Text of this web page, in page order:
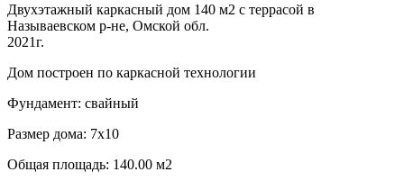
Двухэтажный каркасный дом 140 м2 с террасой в
Называевском р-не, Омской обл.
2021г.
Дом построен по каркасной технологии
Фундамент: свайный
Размер дома: 7х10
Общая площадь: 140.00 м2